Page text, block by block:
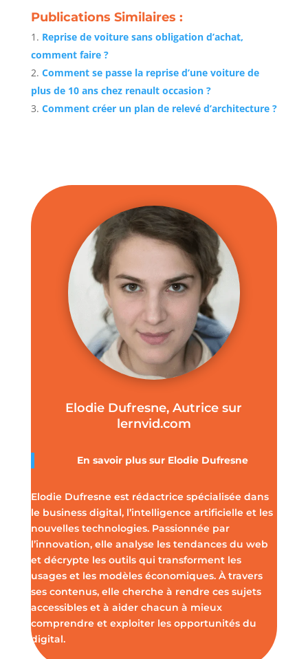
Publications Similaires :
Reprise de voiture sans obligation d’achat,
comment faire ?
Comment se passe la reprise d’une voiture de
plus de 10 ans chez renault occasion ?
Comment créer un plan de relevé d’architecture ?
Elodie Dufresne, Autrice sur
lernvid.com
En savoir plus sur Elodie Dufresne
Elodie Dufresne est rédactrice spécialisée dans
le business digital, l’intelligence artificielle et les
nouvelles technologies. Passionnée par
l’innovation, elle analyse les tendances du web
et décrypte les outils qui transforment les
usages et les modèles économiques. À travers
ses contenus, elle cherche à rendre ces sujets
accessibles et à aider chacun à mieux
comprendre et exploiter les opportunités du
digital.